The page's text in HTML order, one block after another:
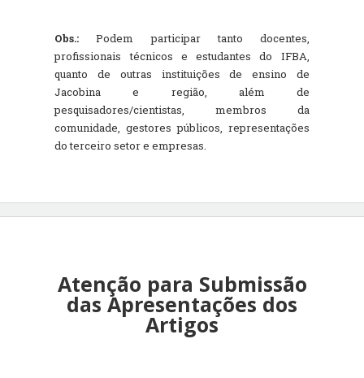
Obs.:
Podem participar tanto docentes,
profissionais técnicos e estudantes do IFBA,
quanto de outras instituições de ensino de
Jacobina e região, além de
pesquisadores/cientistas, membros da
comunidade, gestores públicos, representações
do terceiro setor e empresas.
Atenção para Submissão
das Apresentações dos
Artigos